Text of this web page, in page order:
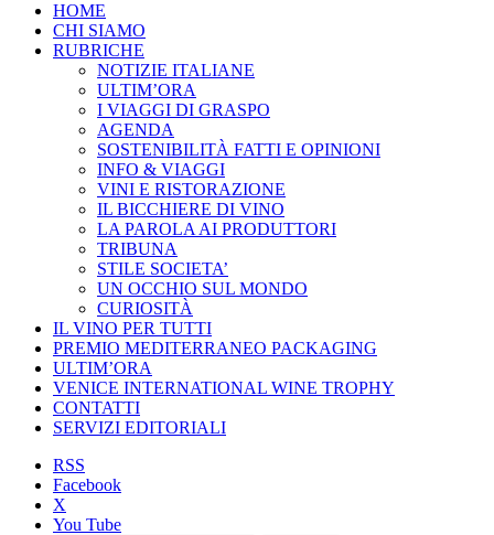
HOME
CHI SIAMO
RUBRICHE
NOTIZIE ITALIANE
ULTIM’ORA
I VIAGGI DI GRASPO
AGENDA
SOSTENIBILITÀ FATTI E OPINIONI
INFO & VIAGGI
VINI E RISTORAZIONE
IL BICCHIERE DI VINO
LA PAROLA AI PRODUTTORI
TRIBUNA
STILE SOCIETA’
UN OCCHIO SUL MONDO
CURIOSITÀ
IL VINO PER TUTTI
PREMIO MEDITERRANEO PACKAGING
ULTIM’ORA
VENICE INTERNATIONAL WINE TROPHY
CONTATTI
SERVIZI EDITORIALI
RSS
Facebook
X
You Tube